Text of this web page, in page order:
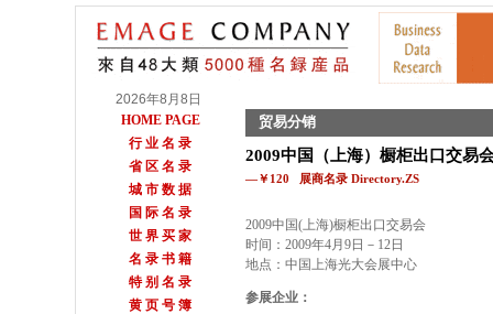
2026年8月8日
HOME PAGE
行 业 名 录
省 区 名 录
城 市 数 据
国 际 名 录
世 界 买 家
名 录 书 籍
特 别 名 录
黄 页 号 簿
贸易分销
2009中国（上海）橱柜出口交易
—￥120 展商名录 Directory.ZS
2009中国(上海)橱柜出口交易会
时间：2009年4月9日－12日
地点：中国上海光大会展中心
参展企业：